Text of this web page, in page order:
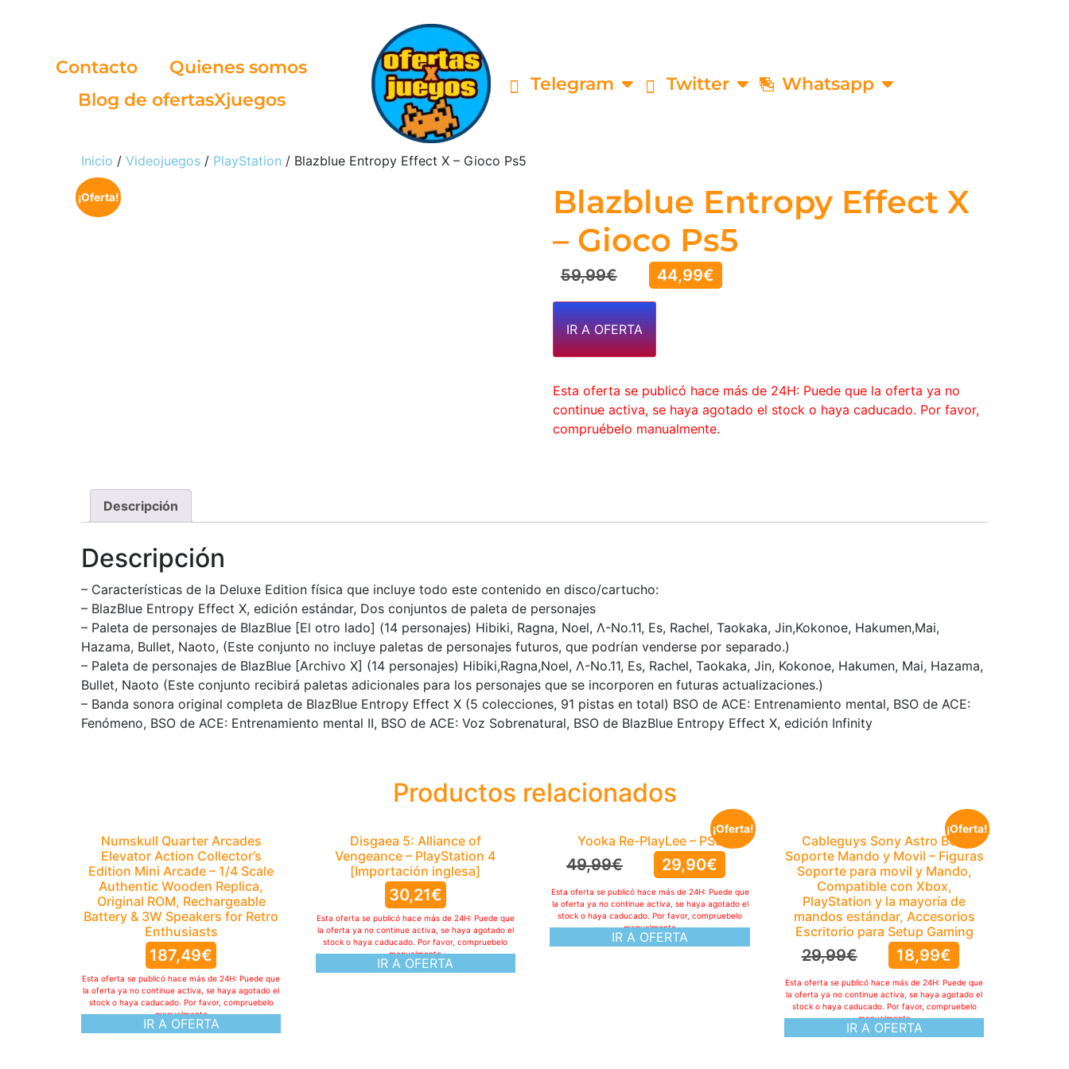
Contacto
Quienes somos
Blog de ofertasXjuegos
Telegram Twitter Whatsapp
Inicio / Videojuegos / PlayStation / Blazblue Entropy Effect X – Gioco Ps5
¡Oferta!
Blazblue Entropy Effect X
– Gioco Ps5
59,99€ 44,99€
IR A OFERTA
Esta oferta se publicó hace más de 24H: Puede que la oferta ya no
continue activa, se haya agotado el stock o haya caducado. Por favor,
compruébelo manualmente.
Descripción
Descripción
– Características de la Deluxe Edition física que incluye todo este contenido en disco/cartucho:
– BlazBlue Entropy Effect X, edición estándar, Dos conjuntos de paleta de personajes
– Paleta de personajes de BlazBlue [El otro lado] (14 personajes) Hibiki, Ragna, Noel, Λ-No.11, Es, Rachel, Taokaka, Jin,Kokonoe, Hakumen,Mai,
Hazama, Bullet, Naoto, (Este conjunto no incluye paletas de personajes futuros, que podrían venderse por separado.)
– Paleta de personajes de BlazBlue [Archivo X] (14 personajes) Hibiki,Ragna,Noel, Λ-No.11, Es, Rachel, Taokaka, Jin, Kokonoe, Hakumen, Mai, Hazama,
Bullet, Naoto (Este conjunto recibirá paletas adicionales para los personajes que se incorporen en futuras actualizaciones.)
– Banda sonora original completa de BlazBlue Entropy Effect X (5 colecciones, 91 pistas en total) BSO de ACE: Entrenamiento mental, BSO de ACE:
Fenómeno, BSO de ACE: Entrenamiento mental II, BSO de ACE: Voz Sobrenatural, BSO de BlazBlue Entropy Effect X, edición Infinity
Productos relacionados
Numskull Quarter Arcades
Elevator Action Collector’s
Edition Mini Arcade – 1/4 Scale
Authentic Wooden Replica,
Original ROM, Rechargeable
Battery & 3W Speakers for Retro
Enthusiasts
187,49€
IR A OFERTA
Esta oferta se publicó hace más de 24H: Puede que
la oferta ya no continue activa, se haya agotado el
stock o haya caducado. Por favor, compruebelo
manualmente
Disgaea 5: Alliance of
Vengeance – PlayStation 4
[Importación inglesa]
30,21€
IR A OFERTA
Esta oferta se publicó hace más de 24H: Puede que
la oferta ya no continue activa, se haya agotado el
stock o haya caducado. Por favor, compruebelo
manualmente
¡Oferta!
Yooka Re-PlayLee – PS5
49,99€ 29,90€
IR A OFERTA
Esta oferta se publicó hace más de 24H: Puede que
la oferta ya no continue activa, se haya agotado el
stock o haya caducado. Por favor, compruebelo
manualmente
¡Oferta!
Cableguys Sony Astro BOT
Soporte Mando y Movil – Figuras
Soporte para movil y Mando,
Compatible con Xbox,
PlayStation y la mayoría de
mandos estándar, Accesorios
Escritorio para Setup Gaming
29,99€ 18,99€
IR A OFERTA
Esta oferta se publicó hace más de 24H: Puede que
la oferta ya no continue activa, se haya agotado el
stock o haya caducado. Por favor, compruebelo
manualmente